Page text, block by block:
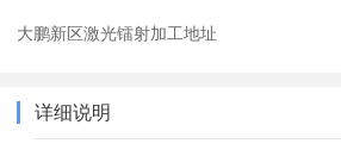
大鹏新区激光镭射加工地址
详细说明